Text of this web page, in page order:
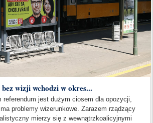
bez wizji wchodzi w okres...
referendum jest dużym ciosem dla opozycji,
problemy wizerunkowe. Zarazem rządzący
mierzy się z wewnątrzkoalicyjnymi